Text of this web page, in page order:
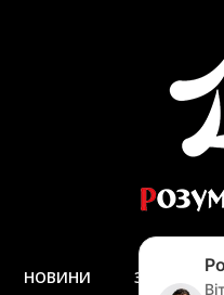
НОВИНИ ЗАПИТАННЯ